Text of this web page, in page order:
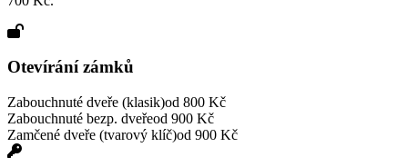
Otevírání zámků
Zabouchnuté dveře (klasik)od 800 Kč
Zabouchnuté bezp. dveřeod 900 Kč
Zamčené dveře (tvarový klíč)od 900 Kč